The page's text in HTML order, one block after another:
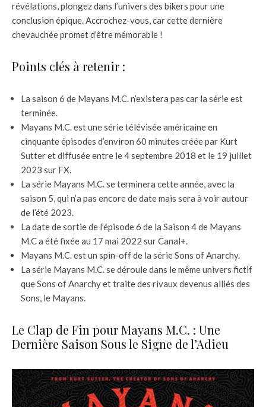
révélations, plongez dans l’univers des bikers pour une
conclusion épique. Accrochez-vous, car cette dernière
chevauchée promet d’être mémorable !
Points clés à retenir :
La saison 6 de Mayans M.C. n’existera pas car la série est
terminée.
Mayans M.C. est une série télévisée américaine en
cinquante épisodes d’environ 60 minutes créée par Kurt
Sutter et diffusée entre le 4 septembre 2018 et le 19 juillet
2023 sur FX.
La série Mayans M.C. se terminera cette année, avec la
saison 5, qui n’a pas encore de date mais sera à voir autour
de l’été 2023.
La date de sortie de l’épisode 6 de la Saison 4 de Mayans
M.C a été fixée au 17 mai 2022 sur Canal+.
Mayans M.C. est un spin-off de la série Sons of Anarchy.
La série Mayans M.C. se déroule dans le même univers fictif
que Sons of Anarchy et traite des rivaux devenus alliés des
Sons, le Mayans.
Le Clap de Fin pour Mayans M.C. : Une
Dernière Saison Sous le Signe de l’Adieu